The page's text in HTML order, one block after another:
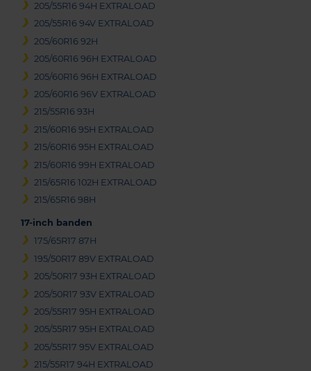
205/55R16 94H EXTRALOAD
205/55R16 94V EXTRALOAD
205/60R16 92H
205/60R16 96H EXTRALOAD
205/60R16 96H EXTRALOAD
205/60R16 96V EXTRALOAD
215/55R16 93H
215/60R16 95H EXTRALOAD
215/60R16 95H EXTRALOAD
215/60R16 99H EXTRALOAD
215/65R16 102H EXTRALOAD
215/65R16 98H
17-inch banden
175/65R17 87H
195/50R17 89V EXTRALOAD
205/50R17 93H EXTRALOAD
205/50R17 93V EXTRALOAD
205/55R17 95H EXTRALOAD
205/55R17 95H EXTRALOAD
205/55R17 95V EXTRALOAD
215/55R17 94H EXTRALOAD